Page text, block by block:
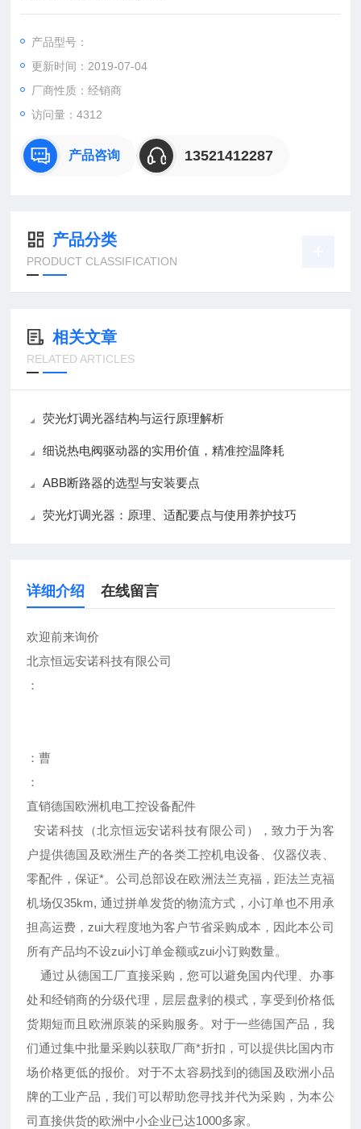
：
：曹
：
直销德国欧洲机电工控设备配件
国及欧洲生产的各类工控机电设备、仪器仪表、零配件，保证*。
公司总部
产品型号：
更新时间：2019-07-04
厂商性质：经销商
访问量：4312
产品咨询 13521412287
产品分类
PRODUCT CLASSIFICATION
相关文章
RELATED ARTICLES
荧光灯调光器结构与运行原理解析
细说热电阀驱动器的实用价值，精准控温降耗
ABB断路器的选型与安装要点
荧光灯调光器：原理、适配要点与使用养护技巧
详细介绍 在线留言
欢迎前来询价
北京恒远安诺科技有限公司
：
：曹
：
直销德国欧洲机电工控设备配件
安诺科技（北京恒远安诺科技有限公司），致力于为客
户提供德国及欧洲生产的各类工控机电设备、仪器仪表、
零配件，保证*。公司总部设在欧洲法兰克福，距法兰克福
机场仅35km, 通过拼单发货的物流方式，小订单也不用承
担高运费，zui大程度地为客户节省采购成本，因此本公司
所有产品均不设zui小订单金额或zui小订购数量。
通过从德国工厂直接采购，您可以避免国内代理、办事
处和经销商的分级代理，层层盘剥的模式，享受到价格低
货期短而且欧洲原装的采购服务。对于一些德国产品，我
们通过集中批量采购以获取厂商*折扣，可以提供比国内市
场价格更低的报价。对于不太容易找到的德国及欧洲小品
牌的工业产品，我们可以帮助您寻找并代为采购，为本公
司直接供货的欧洲中小企业已达1000多家。